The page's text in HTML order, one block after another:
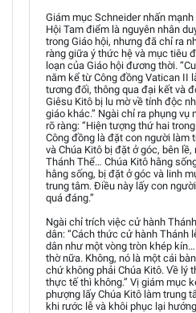
Giám mục Schneider nhấn
Hội Tam điểm là nguyên nhân
trong Giáo hội, nhưng đã chỉ ra
ràng giữa ý thức hệ và mục tiêu
loạn của Giáo hội đương thời.
năm kể từ Công đồng Vatican II
tương đối, thông qua đại kết và
Giêsu Kitô bị lu mờ về tính độc
giáo khác.” Ngài chỉ ra phụng
rõ ràng: “Hiện tượng thứ hai
Công đồng là đặt con người làm
và Chúa Kitô bị đặt ở góc, bên
Thánh Thể… Chúa Kitô hằng
hằng sống, bị đặt ở góc và linh
trung tâm. Điều này lấy con
quá đáng.”
Ngài chỉ trích việc cử hành
dân: “Cách thức cử hành Thánh
dân như một vòng tròn khép
thờ nữa. Không, nó là một cái
chứ không phải Chúa Kitô. Về lý
thực tế thì không.” Vị giám mục
phượng lấy Chúa Kitô làm trung
khi rước lễ và khôi phục lại